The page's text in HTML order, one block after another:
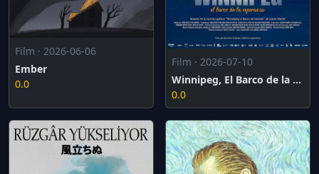
Film · 2026-06-06
Ember
0.0
Film · 2026-07-10
Winnipeg, El Barco de la Esperanza
0.0